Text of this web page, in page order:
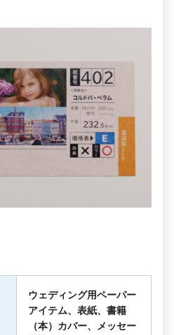
ウェディング用ペーパー
アイテム、表紙、書籍
（本）カバー、メッセー